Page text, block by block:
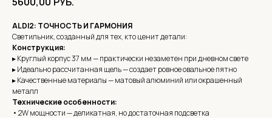
ALDI2: ТОЧНОСТЬ И ГАРМОНИЯ
Светильник, созданный для тех, кто ценит детали:
Конструкция:
▸ Круглый корпус 37 мм — практически незаметен при дневном свете
▸ Идеально рассчитанная щель — создает ровное овальное пятно
▸ Качественные материалы — матовый алюминий или окрашенный
металл
Технические особенности:
• 2W мощности — деликатная, но достаточная подсветка